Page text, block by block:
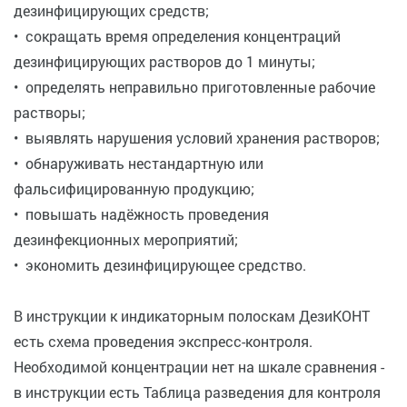
дезинфицирующих средств;
• сокращать время определения концентраций
дезинфицирующих растворов до 1 минуты;
• определять неправильно приготовленные рабочие
растворы;
• выявлять нарушения условий хранения растворов;
• обнаруживать нестандартную или
фальсифицированную продукцию;
• повышать надёжность проведения
дезинфекционных мероприятий;
• экономить дезинфицирующее средство.
В инструкции к индикаторным полоскам ДезиКОНТ
есть схема проведения экспресс-контроля.
Необходимой концентрации нет на шкале сравнения -
в инструкции есть Таблица разведения для контроля